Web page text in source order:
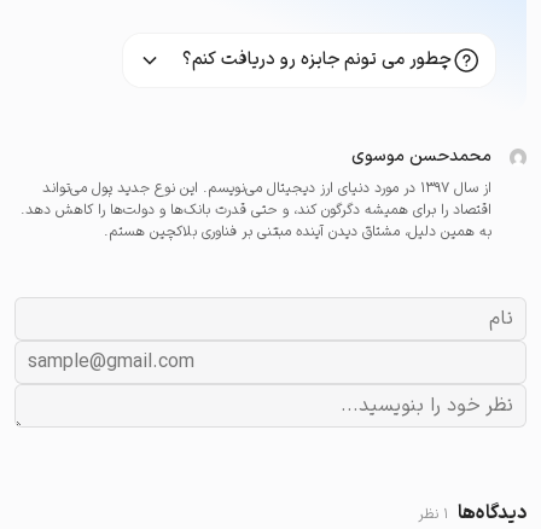
چطور می تونم جایزه رو دریافت کنم؟
محمدحسن موسوی
از سال ۱۳۹۷ در مورد دنیای ارز دیجیتال می‌نویسم. این نوع جدید پول می‌تواند
اقتصاد را برای همیشه دگرگون کند، و حتی قدرت بانک‌ها و دولت‌ها را کاهش دهد.
به همین دلیل، مشتاق دیدن آینده مبتنی بر فناوری بلاکچین هستم.
دیدگاه‌ها 1 نظر